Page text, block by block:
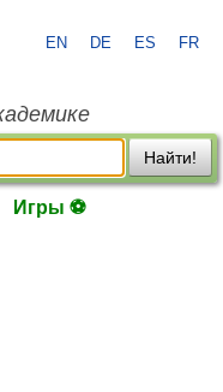
EN DE ES FR
Найти!
Игры ⚽